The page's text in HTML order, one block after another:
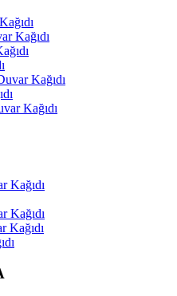
Kağıdı
Kağıdı
Kağıdı
Kağıdı
Kağıdı
Kağıdı